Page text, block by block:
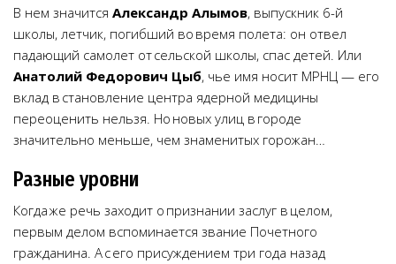
В нем значится Александр Алымов, выпускник 6-й
школы, летчик, погибший во время полета: он отвел
падающий самолет от сельской школы, спас детей. Или
Анатолий Федорович Цыб, чье имя носит МРНЦ — его
вклад в становление центра ядерной медицины
переоценить нельзя. Но новых улиц в городе
значительно меньше, чем знаменитых горожан…
Разные уровни
Когда же речь заходит о признании заслуг в целом,
первым делом вспоминается звание Почетного
гражданина. А с его присуждением три года назад